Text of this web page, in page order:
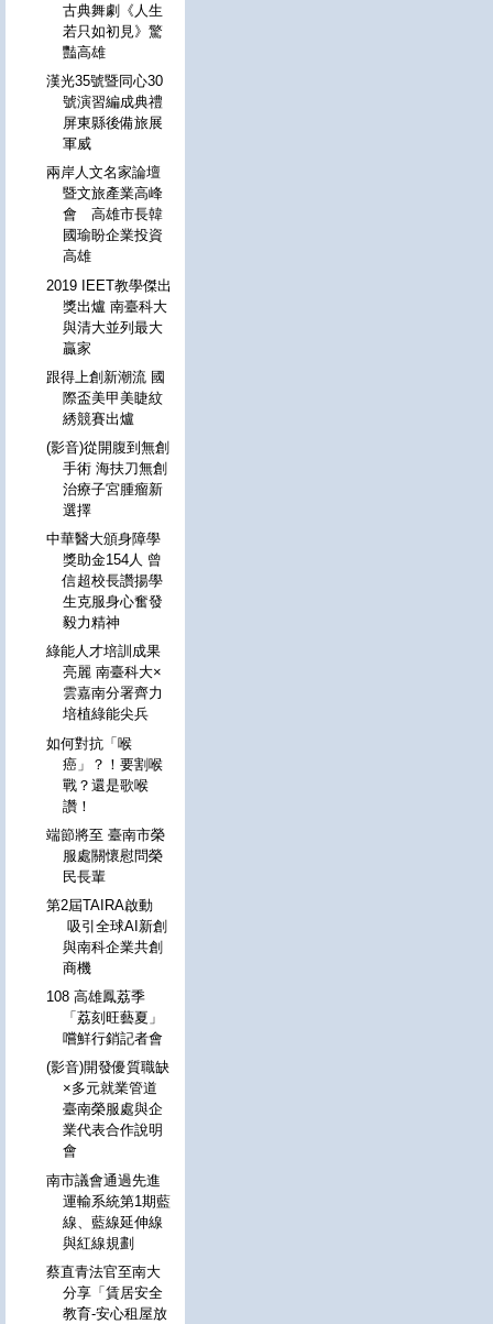
古典舞劇《人生
若只如初見》驚
豔高雄
漢光35號暨同心30
號演習編成典禮
屏東縣後備旅展
軍威
兩岸人文名家論壇
暨文旅產業高峰
會 高雄市長韓
國瑜盼企業投資
高雄
2019 IEET教學傑出
獎出爐 南臺科大
與清大並列最大
贏家
跟得上創新潮流 國
際盃美甲美睫紋
綉競賽出爐
(影音)從開腹到無創
手術 海扶刀無創
治療子宮腫瘤新
選擇
中華醫大頒身障學
獎助金154人 曾
信超校長讚揚學
生克服身心奮發
毅力精神
綠能人才培訓成果
亮麗 南臺科大×
雲嘉南分署齊力
培植綠能尖兵
如何對抗「喉
癌」？！要割喉
戰？還是歌喉
讚！
端節將至 臺南市榮
服處關懷慰問榮
民長輩
第2屆TAIRA啟動
吸引全球AI新創
與南科企業共創
商機
108 高雄鳳荔季
「荔刻旺藝夏」
嚐鮮行銷記者會
(影音)開發優質職缺
×多元就業管道
臺南榮服處與企
業代表合作說明
會
南市議會通過先進
運輸系統第1期藍
線、藍線延伸線
與紅線規劃
蔡直青法官至南大
分享「賃居安全
教育-安心租屋放